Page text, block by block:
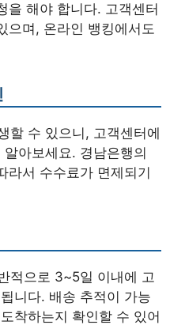
을 해야 합니다. 고객센터
으며, 온라인 뱅킹에서도
할 수 있으니, 고객센터에
아보세요. 경남은행의
라서 수수료가 면제되기
적으로 3~5일 이내에 고
니다. 배송 추적이 가능
착하는지 확인할 수 있어